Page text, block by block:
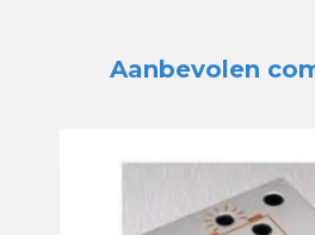
Aanbevolen